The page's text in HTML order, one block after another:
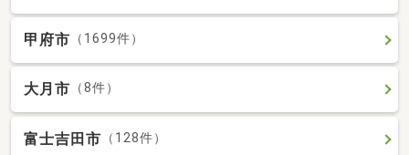
甲府市 （1699件）
大月市 （8件）
富士吉田市 （128件）